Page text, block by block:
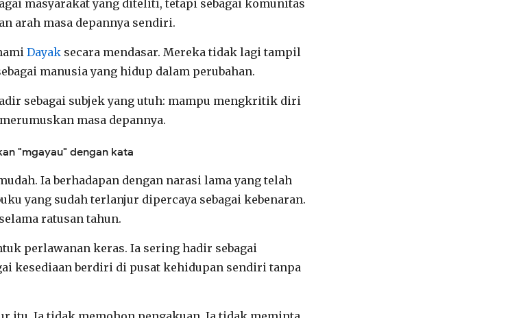
masyarakat yang diteliti, tetapi sebagai komunitas
arah masa depannya sendiri.
Dayak secara mendasar. Mereka tidak lagi tampil
manusia yang hidup dalam perubahan.
sebagai subjek yang utuh: mampu mengkritik diri
masa depannya.
"mgayau" dengan kata
Ia berhadapan dengan narasi lama yang telah
yang sudah terlanjur dipercaya sebagai kebenaran.
ratusan tahun.
perlawanan keras. Ia sering hadir sebagai
kesediaan berdiri di pusat kehidupan sendiri tanpa